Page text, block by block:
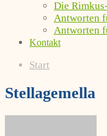
Die
Antworten
Antworten
Kontakt
Start
Stellagemella